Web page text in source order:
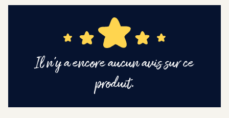
Il n'y a encore aucun avis sur ce
produit.